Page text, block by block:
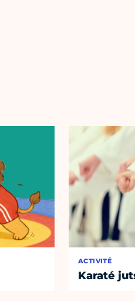
ACTIVITÉ
Karaté